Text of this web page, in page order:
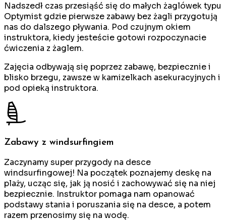
Nadszedł czas przesiąść się do małych żaglówek typu
Optymist gdzie pierwsze zabawy bez żagli przygotują
nas do dalszego pływania. Pod czujnym okiem
instruktora, kiedy jesteście gotowi rozpoczynacie
ćwiczenia z żaglem.
Zajęcia odbywają się poprzez zabawę, bezpiecznie i
blisko brzegu, zawsze w kamizelkach asekuracyjnych i
pod opieką instruktora.
Zabawy z windsurfingiem
Zaczynamy super przygody na desce
windsurfingowej! Na początek poznajemy deskę na
plaży, ucząc się, jak ją nosić i zachowywać się na niej
bezpiecznie. Instruktor pomaga nam opanować
podstawy stania i poruszania się na desce, a potem
razem przenosimy się na wodę.